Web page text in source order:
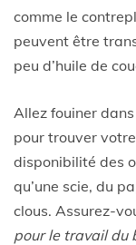
comme le
peuvent être
peu d’huile de
Allez fouiner
pour trouver
disponibilité des
qu’une scie, du
clous. Assurez-
pour le travail du